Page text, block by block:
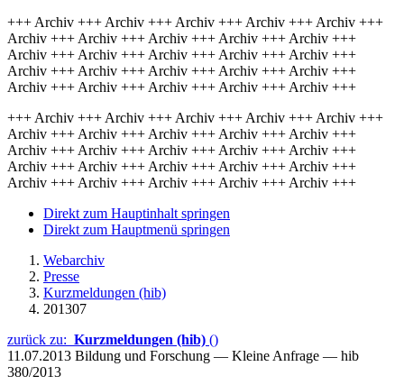
+++ Archiv +++ Archiv +++ Archiv +++ Archiv +++ Archiv +++
Archiv +++ Archiv +++ Archiv +++ Archiv +++ Archiv +++
Archiv +++ Archiv +++ Archiv +++ Archiv +++ Archiv +++
Archiv +++ Archiv +++ Archiv +++ Archiv +++ Archiv +++
Archiv +++ Archiv +++ Archiv +++ Archiv +++ Archiv +++
+++ Archiv +++ Archiv +++ Archiv +++ Archiv +++ Archiv +++
Archiv +++ Archiv +++ Archiv +++ Archiv +++ Archiv +++
Archiv +++ Archiv +++ Archiv +++ Archiv +++ Archiv +++
Archiv +++ Archiv +++ Archiv +++ Archiv +++ Archiv +++
Archiv +++ Archiv +++ Archiv +++ Archiv +++ Archiv +++
Direkt zum Hauptinhalt springen
Direkt zum Hauptmenü springen
Webarchiv
Presse
Kurzmeldungen (hib)
201307
zurück zu: Kurzmeldungen (hib) ()
11.07.2013 Bildung und Forschung — Kleine Anfrage — hib
380/2013